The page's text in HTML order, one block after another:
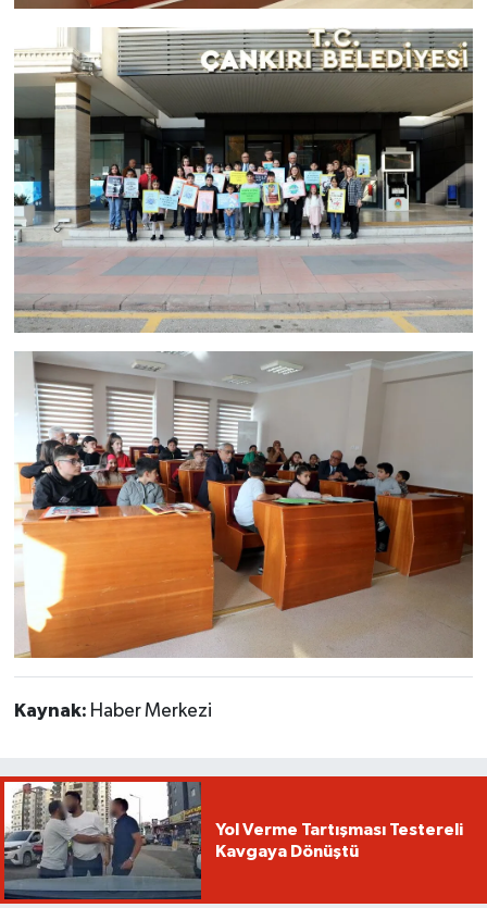
Kaynak: Haber Merkezi
Yol Verme Tartışması Testereli
Kavgaya Dönüştü